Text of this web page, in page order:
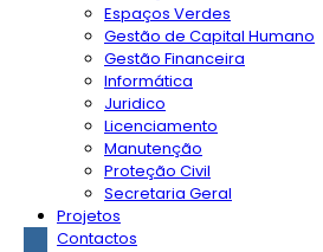
Espaços Verdes
Gestão de Capital Humano
Gestão Financeira
Informática
Juridico
Licenciamento
Manutenção
Proteção Civil
Secretaria Geral
Projetos
Contactos